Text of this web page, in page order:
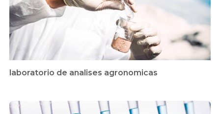
laboratorio de analises agronomicas